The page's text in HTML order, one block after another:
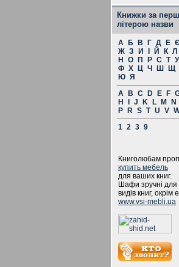
Книжки за
літерою назви
А Б В Г Д Е Є
Ж З И Й К Л
Н
О П Р С Т У
Ф Х Ц Ч Ш Щ
Ю Я
A
B C D E F
H
J K L M N
P
R S T U V
1 2 3 9
Книголюбам
купить мебель
для ваших книг.
Шафи зручні для
видів книг, окрім
www.vsi-mebli.ua